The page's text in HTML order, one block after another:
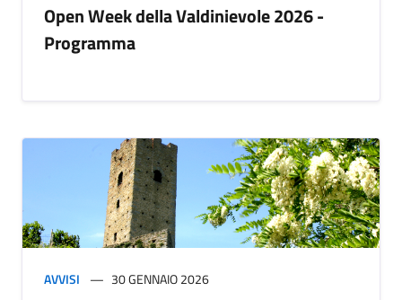
Open Week della Valdinievole 2026 -
Programma
AVVISI 30 GENNAIO 2026